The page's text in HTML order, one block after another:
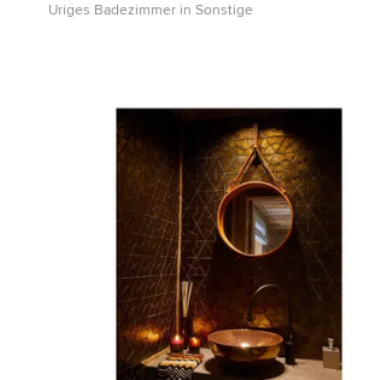
Uriges Badezimmer in Sonstige